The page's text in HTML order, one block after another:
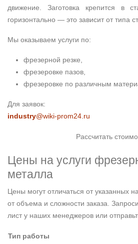
движение. Заготовка крепится в
горизонтально — это зависит от типа
Мы оказываем услуги по:
фрезерной резке,
фрезеровке пазов,
фрезеровке по различным
Для заявок:
industry@wiki-prom24.ru
Рассчитать
Цены на услуги
металла
Цены могут отличаться от указанных
от объема и сложности заказа.
лист у наших менеджеров или
Тип работы